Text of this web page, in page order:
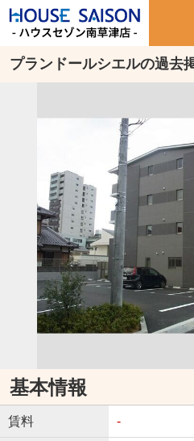
プランドールシエルの過去
基本情報
賃料 -